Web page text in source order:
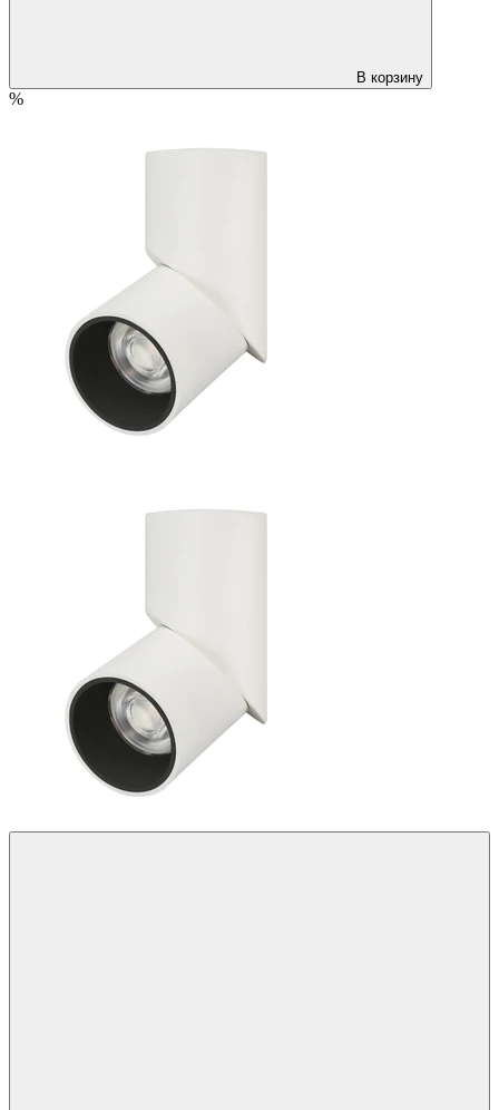
В корзину
%